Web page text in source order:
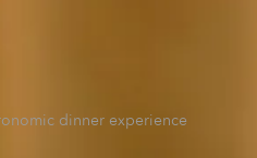
dinner experience